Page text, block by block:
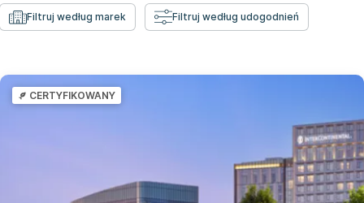
Filtruj według marek Filtruj według udogodnień
CERTYFIKOWANY